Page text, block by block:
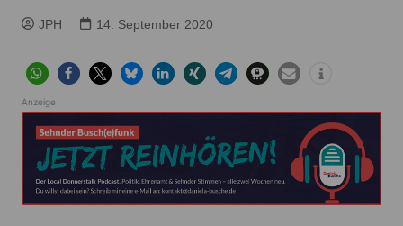
JPH 14. September 2020
Anzeige